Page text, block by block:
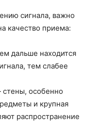
сигнала, важно
качество приема:
дальше находится
тем слабее
особенно
и крупная
распространение